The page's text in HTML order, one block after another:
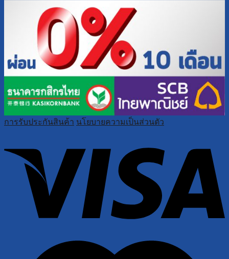
การรับประกันสินค้า นโยบายความเป็นส่วนตัว